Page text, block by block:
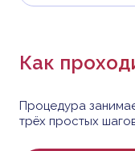
Как
Процедура
трёх простых